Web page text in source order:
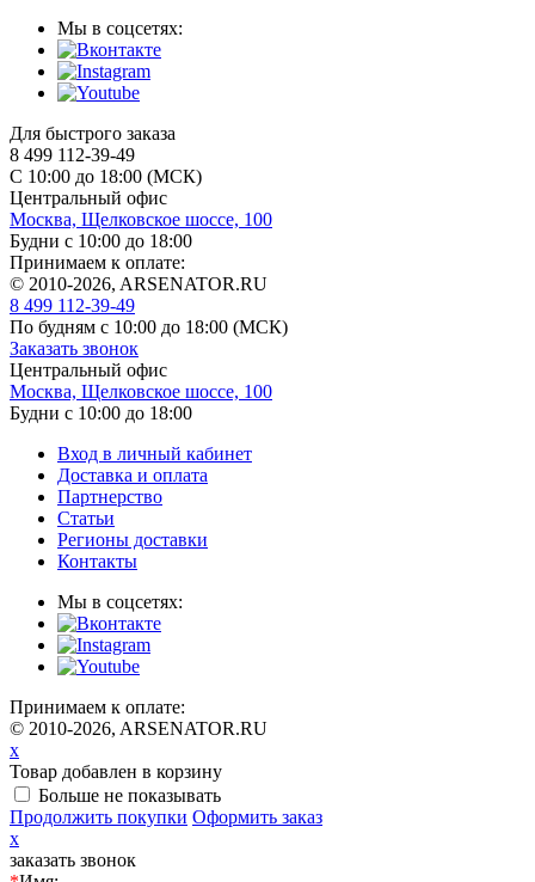
Мы в соцсетях:
Для быстрого заказа
8 499 112-39-49
С 10:00 до 18:00 (МСК)
Центральный офис
Москва, Щелковское шоссе, 100
Будни с 10:00 до 18:00
Принимаем к оплате:
© 2010-2026, ARSENATOR.RU
8 499 112-39-49
По будням с 10:00 до 18:00 (МСК)
Заказать звонок
Центральный офис
Москва, Щелковское шоссе, 100
Будни с 10:00 до 18:00
Вход в личный кабинет
Доставка и оплата
Партнерство
Статьи
Регионы доставки
Контакты
Мы в соцсетях:
Принимаем к оплате:
© 2010-2026, ARSENATOR.RU
x
Товар добавлен в корзину
Больше не показывать
Продолжить покупки Оформить заказ
x
заказать звонок